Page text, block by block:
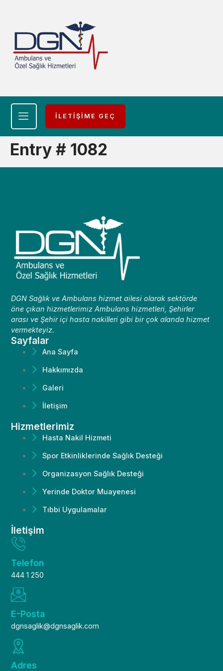
İLETİŞİME GEÇ
Entry # 1082
DGN Sağlık ve Ambulans hizmet ailesi olarak sektörde
öne çıkan hizmetlerimiz Ambulans hizmetleri, Şehirler
arası ve Şehir içi hasta nakilleri gibi bir çok alanda hizmet
vermekteyiz.
Sayfalar
Ana Sayfa
Hakkımızda
Galeri
İletişim
Hizmetlerimiz
Hasta Nakil Hizmeti
Spor Etkinliklerinde Sağlık Desteği
Organizasyon Sağlık Desteği
Yerinde Doktor Muayenesi
Tıbbi Uygulamalar
İletişim
Telefon
444 1 250
E-Posta
dgnsaglik@dgnsaglik.com
Adres